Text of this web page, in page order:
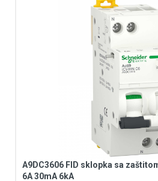
A9DC3606 FID sklopka sa
6A 30mA 6kA